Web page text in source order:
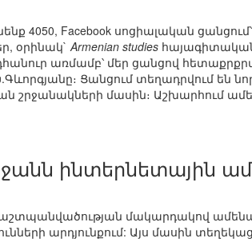
4050, Facebook սոցիալական
օրինակ`Armenian studies
առմամբ՝ մեր ցանցով
Ցանցում տեղադրվում են
մասին։ Աշխարհում
ինտերնետային
մակարդակով
արդյունքում: Այս մասին